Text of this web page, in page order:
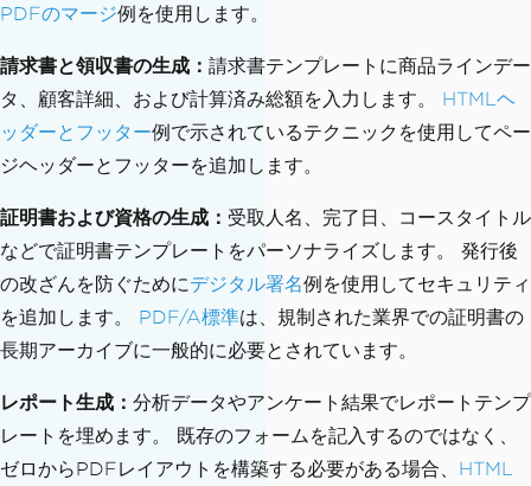
PDFのマージ例を使用します。
請求書と領収書の生成： 請求書テンプレートに商品ラインデー
タ、顧客詳細、および計算済み総額を入力します。 HTMLヘ
ッダーとフッター例で示されているテクニックを使用してペー
ジヘッダーとフッターを追加します。
証明書および資格の生成： 受取人名、完了日、コースタイトル
などで証明書テンプレートをパーソナライズします。 発行後
の改ざんを防ぐためにデジタル署名例を使用してセキュリティ
を追加します。 PDF/A標準は、規制された業界での証明書の
長期アーカイブに一般的に必要とされています。
レポート生成： 分析データやアンケート結果でレポートテンプ
レートを埋めます。 既存のフォームを記入するのではなく、
ゼロからPDFレイアウトを構築する必要がある場合、 HTML